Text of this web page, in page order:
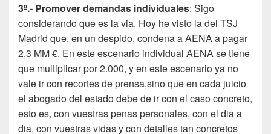
3º.- Promover demandas individuales: Sigo
considerando que es la via. Hoy he visto la del TSJ
Madrid que, en un despido, condena a AENA a pagar
2,3 MM €. En este escenario individual AENA se tiene
que multiplicar por 2.000, y en este escenario ya no
vale ir con recortes de prensa,sino que en cada juicio
el abogado del estado debe de ir con el caso concreto,
esto es, con vuestras penas personales, con el dia a
dia, con vuestras vidas y con detalles tan concretos